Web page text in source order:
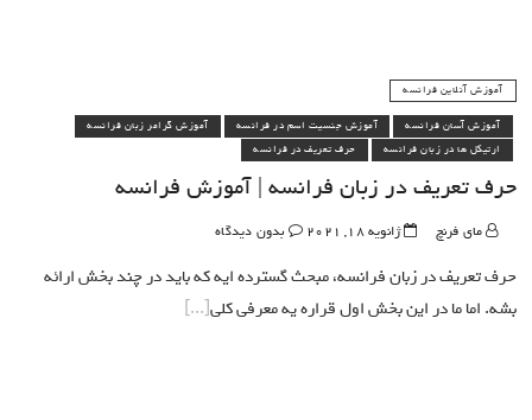
آموزش آنلاین فرانسه
آموزش آسان فرانسه آموزش جنسیت اسم در فرانسه
آموزش گرامر زبان فرانسه
ارتیکل ها در زبان فرانسه
حرف تعریف در فرانسه
حرف تعریف در زبان فرانسه | آموزش فرانسه
مای فرنچ ژانویه 18, 2021 بدون دیدگاه
حرف تعریف در زبان فرانسه، مبحث گسترده ایه که باید در چند بخش ارائه
بشه. اما ما در این بخش اول قراره یه معرفی کلی